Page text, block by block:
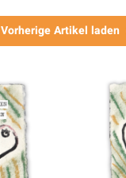
Vorherige Artikel laden